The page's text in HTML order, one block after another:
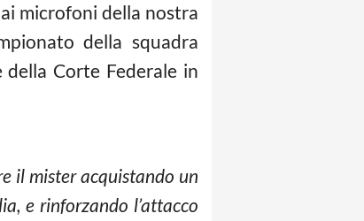
microfoni della nostra
della squadra
della Corte Federale in
il mister acquistando un
e rinforzando l’attacco